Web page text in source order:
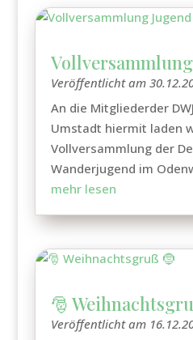
Veröffentlicht am
An die Mitgliederder
Umstadt hiermit laden
Vollversammlung der
Wanderjugend im
mehr lesen
🎅
Veröffentlicht am